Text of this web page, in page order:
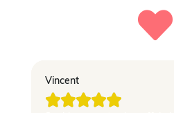
Vincent
